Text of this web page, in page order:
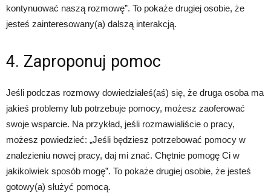
kontynuować naszą rozmowę”. To pokaże drugiej osobie, że
jesteś zainteresowany(a) dalszą interakcją.
4. Zaproponuj pomoc
Jeśli podczas rozmowy dowiedziałeś(aś) się, że druga osoba ma
jakieś problemy lub potrzebuje pomocy, możesz zaoferować
swoje wsparcie. Na przykład, jeśli rozmawialiście o pracy,
możesz powiedzieć: „Jeśli będziesz potrzebować pomocy w
znalezieniu nowej pracy, daj mi znać. Chętnie pomogę Ci w
jakikolwiek sposób mogę”. To pokaże drugiej osobie, że jesteś
gotowy(a) służyć pomocą.